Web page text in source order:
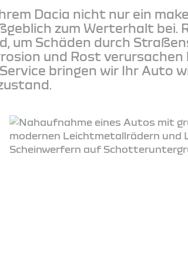
Dacia nicht nur ein
zum Werterhalt bei.
um Schäden durch
und Rost verursachen
bringen wir Ihr Auto